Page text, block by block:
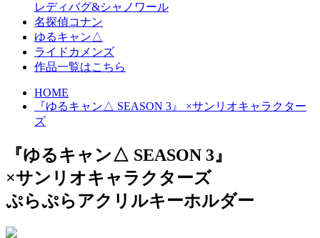
レディバグ&シャノワール
名探偵コナン
ゆるキャン△
ライドカメンズ
作品一覧はこちら
HOME
『ゆるキャン△ SEASON 3』 ×サンリオキャラクター
ズ
『ゆるキャン△ SEASON 3』
×サンリオキャラクターズ
ぷらぷらアクリルキーホルダー